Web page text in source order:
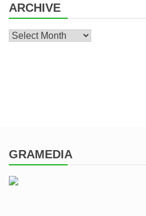
ARCHIVE
Archive
GRAMEDIA